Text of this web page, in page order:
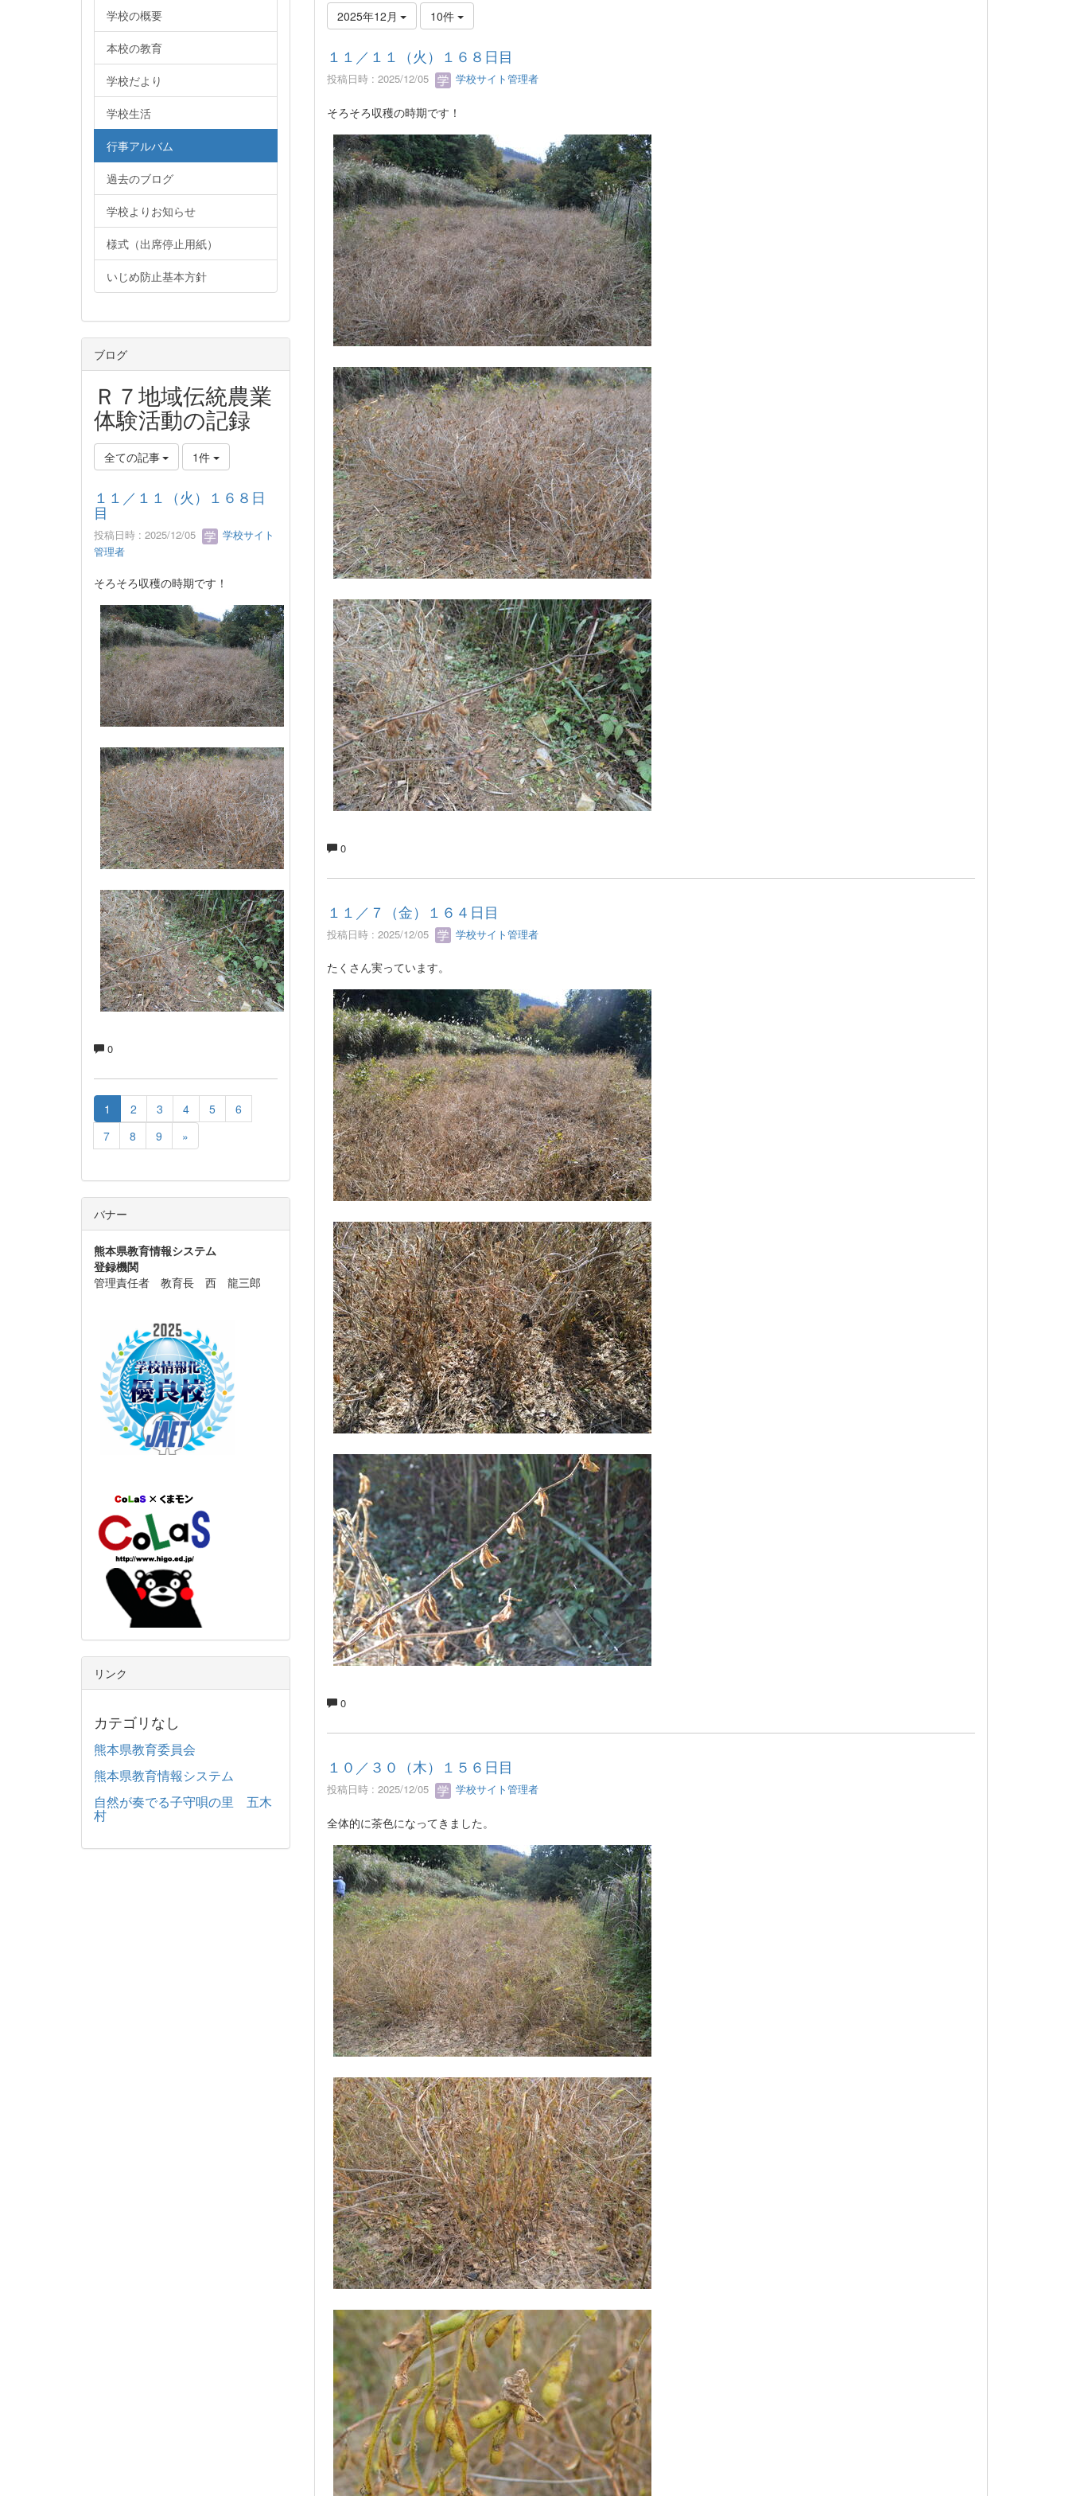
2025年12月 10件
１１／１１（火）１６８日目
投稿日時 : 2025/12/05 学校サイト管理者
そろそろ収穫の時期です！
0
１１／７（金）１６４日目
投稿日時 : 2025/12/05 学校サイト管理者
たくさん実っています。
0
１０／３０（木）１５６日目
投稿日時 : 2025/12/05 学校サイト管理者
全体的に茶色になってきました。
学校の概要
本校の教育
学校だより
学校生活
行事アルバム
過去のブログ
学校よりお知らせ
様式（出席停止用紙）
いじめ防止基本方針
ブログ
Ｒ７地域伝統農業
体験活動の記録
全ての記事 1件
１１／１１（火）１６８日
目
投稿日時 : 2025/12/05
学校サイト
管理者
そろそろ収穫の時期です！
0
1 2 3 4 5
6
7
8 9 »
バナー
熊本県教育情報システム
登録機関
管理責任者 教育長 西 龍三郎
リンク
カテゴリなし
熊本県教育委員会
熊本県教育情報システム
自然が奏でる子守唄の里 五木
村